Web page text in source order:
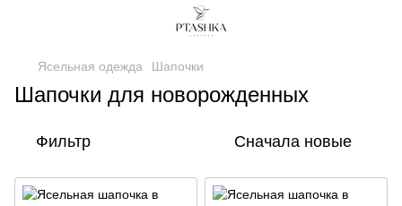
Ясельная одежда Шапочки
Шапочки для новорожденных
Фильтр Сначала новые